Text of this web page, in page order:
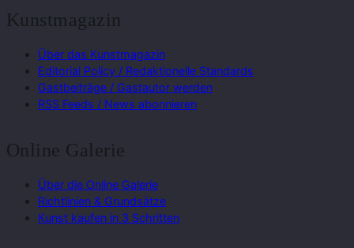
Kunstmagazin
Über das Kunstmagazin
Editorial Policy / Redaktionelle Standards
Gastbeiträge / Gastautor werden
RSS Feeds / News abonnieren
Online Galerie
Über die Online Galerie
Richtlinien & Grundsätze
Kunst kaufen in 3 Schritten